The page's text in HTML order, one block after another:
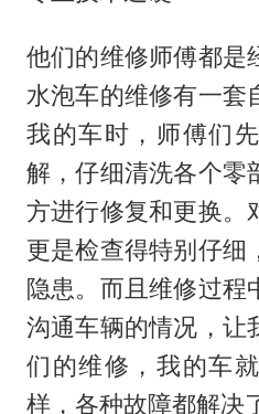
他们的维修师傅都是
水泡车的维修有一套
我的车时，师傅们
解，仔细清洗各个零
方进行修复和更换。
更是检查得特别仔细
隐患。而且维修过程
沟通车辆的情况，让
们的维修，我的车
样，各种故障都解决